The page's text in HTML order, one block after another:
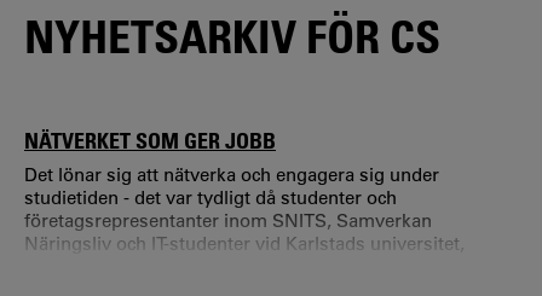
NYHETSARKIV FÖR CS
NÄTVERKET SOM GER JOBB
Det lönar sig att nätverka och engagera sig under
studietiden - det var tydligt då studenter och
företagsrepresentanter inom SNITS, Samverkan
Näringsliv och IT-studenter vid Karlstads universitet,